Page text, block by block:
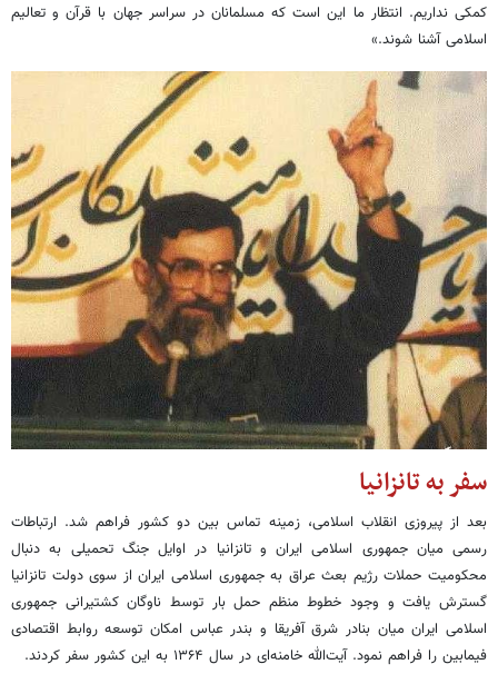
کمکی نداریم. انتظار ما این است که مسلمانان در سراسر جهان با قرآن و تعالیم
اسلامی آشنا شوند.»
سفر به تانزانیا
بعد از پیروزی انقلاب اسلامی، زمینه تماس بین دو کشور فراهم شد. ارتباطات
رسمی میان جمهوری اسلامی ایران و تانزانیا در اوایل جنگ تحمیلی به دنبال
محکومیت حملات رژیم بعث عراق به جمهوری اسلامی ایران از سوی دولت تانزانیا
گسترش یافت و وجود خطوط منظم حمل بار توسط ناوگان کشتیرانی جمهوری
اسلامی ایران میان بنادر شرق آفریقا و بندر عباس امکان توسعه روابط اقتصادی
فیمابین را فراهم نمود. آیت‌الله خامنه‌ای در سال ۱۳۶۴ به این کشور سفر کردند.